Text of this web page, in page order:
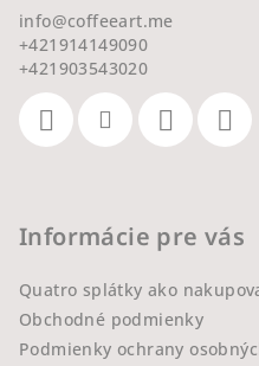
info@coffeeart.me
+421914149090
+421903543020
Informácie pre vás
Quatro splátky ako
Obchodné podmienky
Podmienky ochrany